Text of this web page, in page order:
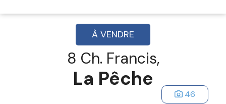
À VENDRE
8 Ch. Francis,
La Pêche
46